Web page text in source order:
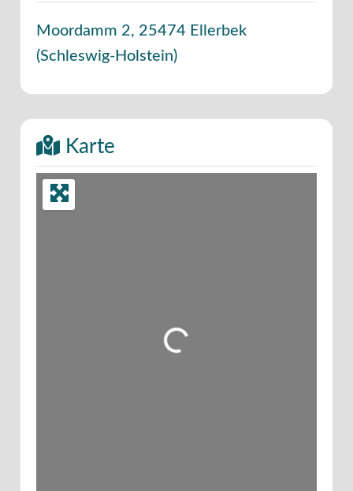
Moordamm 2, 25474 Ellerbek
(Schleswig-Holstein)
Karte
Wird geladen …